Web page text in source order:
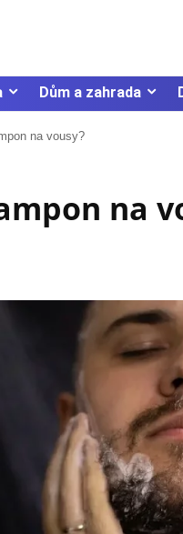
Dům a zahrada
na vousy?
na